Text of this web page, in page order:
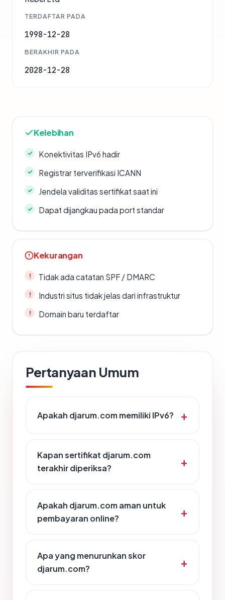
TERDAFTAR PADA
1998-12-28
BERAKHIR PADA
2028-12-28
Kelebihan
Konektivitas IPv6 hadir
Registrar terverifikasi ICANN
Jendela validitas sertifikat saat ini
Dapat dijangkau pada port standar
Kekurangan
Tidak ada catatan SPF / DMARC
Industri situs tidak jelas dari infrastruktur
Domain baru terdaftar
Pertanyaan Umum
Apakah djarum.com memiliki IPv6?
Kapan sertifikat djarum.com
terakhir diperiksa?
Apakah djarum.com aman untuk
pembayaran online?
Apa yang menurunkan skor
djarum.com?